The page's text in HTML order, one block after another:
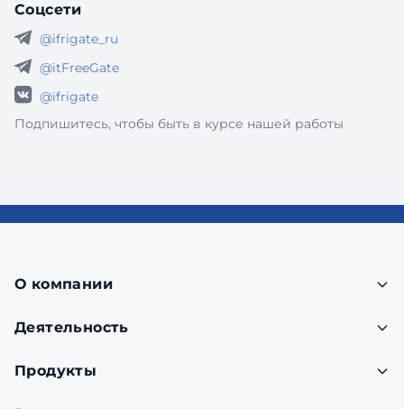
Соцсети
@ifrigate_ru
@itFreeGate
@ifrigate
Подпишитесь, чтобы быть в курсе нашей работы
О компании
Деятельность
Продукты